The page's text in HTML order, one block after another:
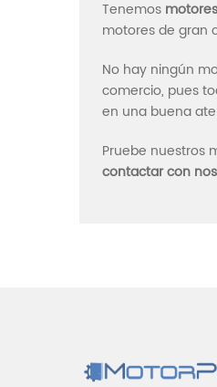
Tenemos
motores de gran
No hay ningún
comercio, pues
en una buena
Pruebe nuestros
contactar con